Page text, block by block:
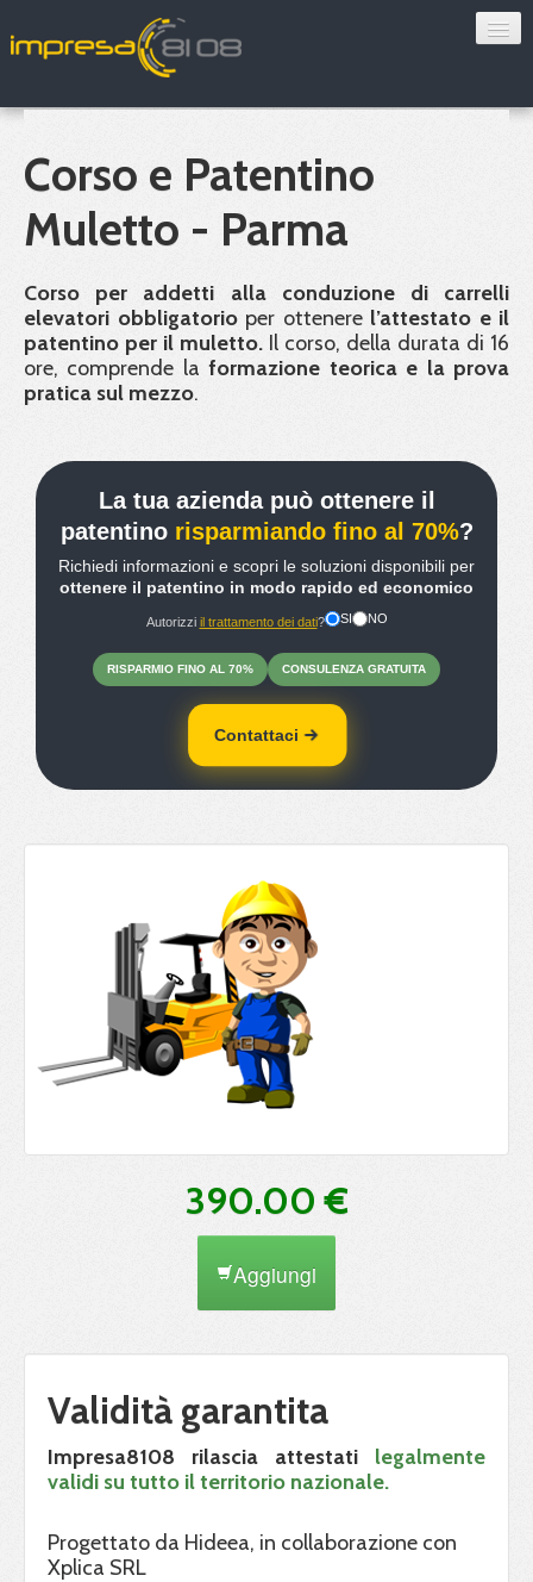
Sorveglianza sanitaria
Convenzioni
Blog
Chi siamo
Contatti
Corso e Patentino
Muletto - Parma
Corso per addetti alla conduzione di carrelli
elevatori obbligatorioper ottenere l’attestato e il
patentino per il muletto. Il corso, della durata di 16
ore, comprende laformazione teorica e la prova
pratica sul mezzo.
La tua azienda può ottenere il
patentino risparmiando fino al 70%?
Richiedi informazioni e scopri le soluzioni disponibili per
ottenere il patentino in modo rapido ed economico
Autorizzi il trattamento dei dati? SI NO
RISPARMIO FINO AL 70% CONSULENZA GRATUITA
Contattaci
390.00 €
Aggiungi
Validità garantita
Impresa8108 rilascia attestati legalmente
validi su tutto il territorio nazionale.
Progettato da Hideea, in collaborazione con
Xplica SRL